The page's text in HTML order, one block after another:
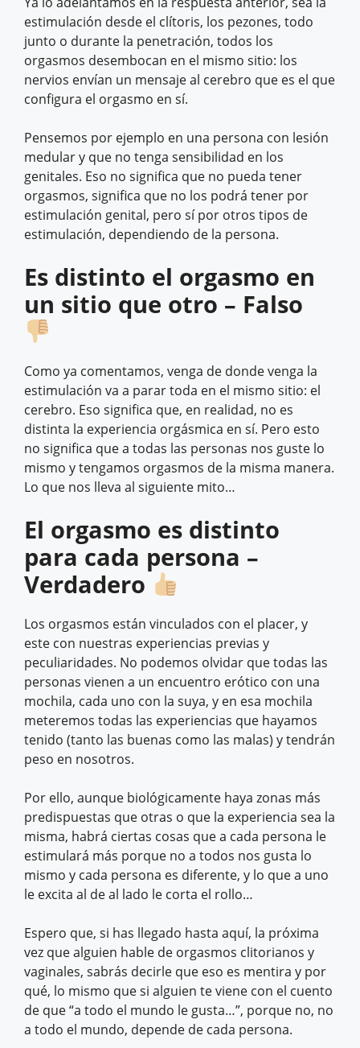
estimulación desde el clítoris, los pezones, todo
junto o durante la penetración, todos los
orgasmos desembocan en el mismo sitio: los
nervios envían un mensaje al cerebro que es el que
configura el orgasmo en sí.
Pensemos por ejemplo en una persona con lesión
medular y que no tenga sensibilidad en los
genitales. Eso no significa que no pueda tener
orgasmos, significa que no los podrá tener por
estimulación genital, pero sí por otros tipos de
estimulación, dependiendo de la persona.
Es distinto el orgasmo en
un sitio que otro – Falso
Como ya comentamos, venga de donde venga la
estimulación va a parar toda en el mismo sitio: el
cerebro. Eso significa que, en realidad, no es
distinta la experiencia orgásmica en sí. Pero esto
no significa que a todas las personas nos guste lo
mismo y tengamos orgasmos de la misma manera.
Lo que nos lleva al siguiente mito…
El orgasmo es distinto
para cada persona –
Verdadero
Los orgasmos están vinculados con el placer, y
este con nuestras experiencias previas y
peculiaridades. No podemos olvidar que todas las
personas vienen a un encuentro erótico con una
mochila, cada uno con la suya, y en esa mochila
meteremos todas las experiencias que hayamos
tenido (tanto las buenas como las malas) y tendrán
peso en nosotros.
Por ello, aunque biológicamente haya zonas más
predispuestas que otras o que la experiencia sea la
misma, habrá ciertas cosas que a cada persona le
estimulará más porque no a todos nos gusta lo
mismo y cada persona es diferente, y lo que a uno
le excita al de al lado le corta el rollo…
Espero que, si has llegado hasta aquí, la próxima
vez que alguien hable de orgasmos clitorianos y
vaginales, sabrás decirle que eso es mentira y por
qué, lo mismo que si alguien te viene con el cuento
de que “a todo el mundo le gusta…”, porque no, no
a todo el mundo, depende de cada persona.